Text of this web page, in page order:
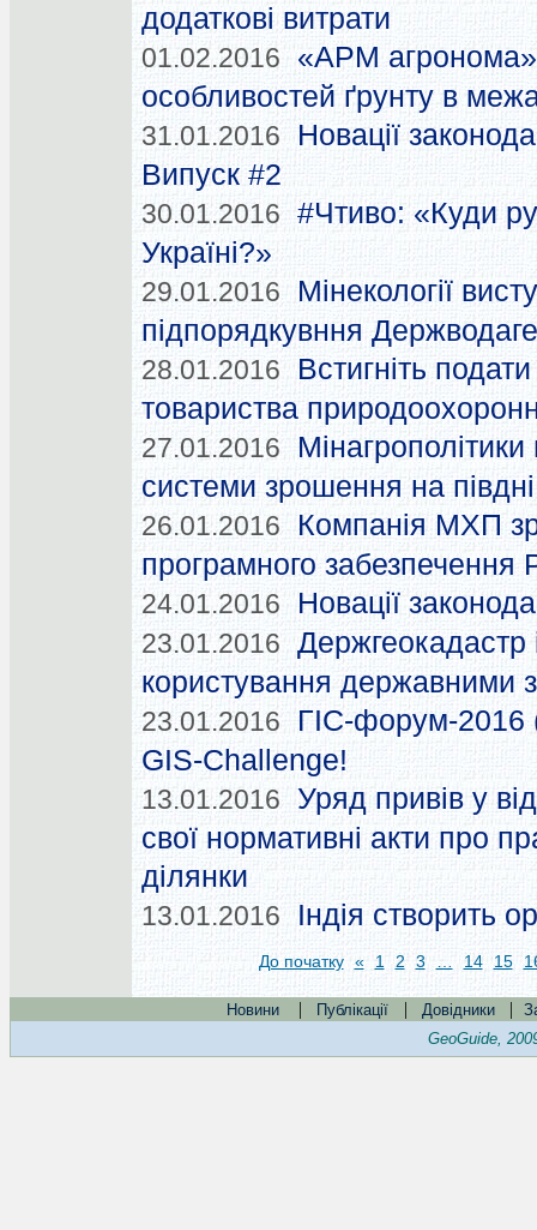
додаткові витрати
01.02.2016
«АРМ агронома»
особливостей ґрунту в
31.01.2016
Новації
Випуск #2
30.01.2016 #Чтиво: «Куди
Україні?»
29.01.2016
Мінекології
підпорядкувння
28.01.2016
Встигніть
товариства
27.01.2016
системи зрошення на
26.01.2016
Компанія МХП
програмного забезпечення
24.01.2016 Новації
23.01.2016 Держгеокадастр
користування державними
23.01.2016
ГІС-форум-2016
GIS-Challenge!
13.01.2016 Уряд привів у
свої нормативні акти про
ділянки
13.01.2016 Індія створить
До початку « 1 2 3 14 15
Новини | Публікації | Довідники |
GeoGuide,